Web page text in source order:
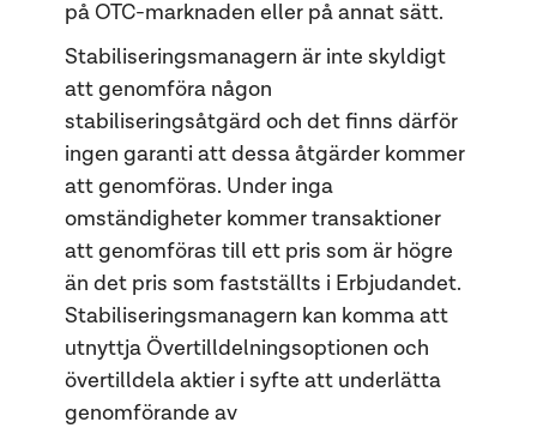
på OTC-marknaden eller på annat sätt.
Stabiliseringsmanagern är inte skyldigt
att genomföra någon
stabiliseringsåtgärd och det finns därför
ingen garanti att dessa åtgärder kommer
att genomföras. Under inga
omständigheter kommer transaktioner
att genomföras till ett pris som är högre
än det pris som fastställts i Erbjudandet.
Stabiliseringsmanagern kan komma att
utnyttja Övertilldelningsoptionen och
övertilldela aktier i syfte att underlätta
genomförande av